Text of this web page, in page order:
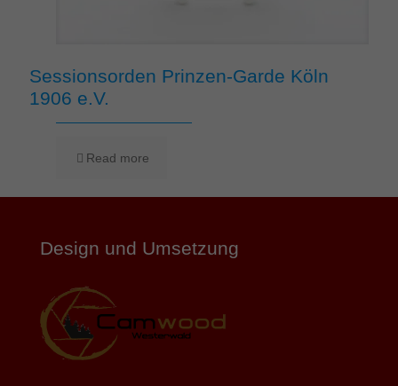
Sessionsorden Prinzen-Garde Köln
1906 e.V.
Read more
Design und Umsetzung